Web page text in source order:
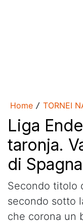
Home / TORNEI
Liga
taronja.
di Spagna
Secondo titolo
secondo sotto
che corona un